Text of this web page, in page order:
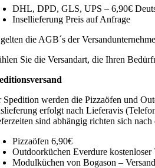
DHL, DPD, GLS, UPS – 6,90€
Insellieferung Preis auf Anfrage
die AGB´s der
Sie die Versandart, die Ihren
Spedition werden die Pizzaöfen und
erfolgt nach Lieferavis
sind abhängig richten sich
Pizzaöfen 6,90€
Outdoorküchen Everdure kostenloser
Modulküchen von Bogason –